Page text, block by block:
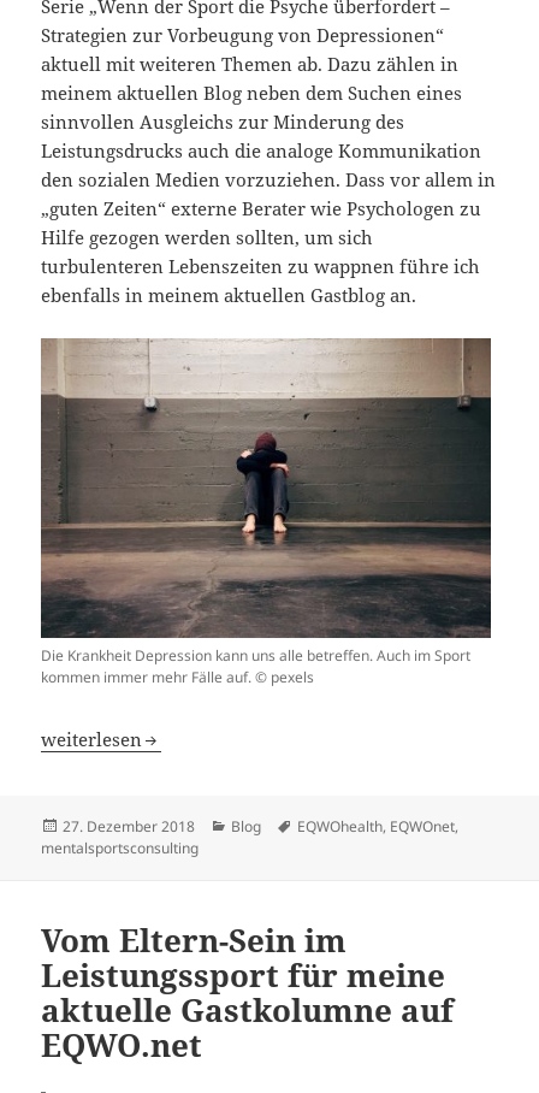
Serie „Wenn der Sport die Psyche überfordert –
Strategien zur Vorbeugung von Depressionen“
aktuell mit weiteren Themen ab. Dazu zählen in
meinem aktuellen Blog neben dem Suchen eines
sinnvollen Ausgleichs zur Minderung des
Leistungsdrucks auch die analoge Kommunikation
den sozialen Medien vorzuziehen. Dass vor allem in
„guten Zeiten“ externe Berater wie Psychologen zu
Hilfe gezogen werden sollten, um sich
turbulenteren Lebenszeiten zu wappnen führe ich
ebenfalls in meinem aktuellen Gastblog an.
Die Krankheit Depression kann uns alle betreffen. Auch im Sport
kommen immer mehr Fälle auf. © pexels
Wenn der Sport die Psyche überfordert – Teil 2 meines
weiterlesen
Veröffentlicht
am
27. Dezember 2018 Kategorien
Blog Schlagwörter
EQWOhealth, EQWOnet,
mentalsportsconsulting
Vom Eltern-Sein im
Leistungssport für meine
aktuelle Gastkolumne auf
EQWO.net